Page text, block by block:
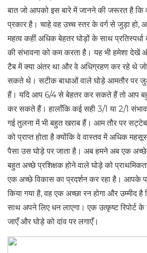
बात जो आपको इस बारे में जानने की जरूरत है कि
प्रकार है। चाहे वह उच्च स्तर के वर्ग से जुड़ा हो,
महत्व कहीं अधिक बेहतर घोड़ों के साथ
की संभावना को कम करता है। यह भी हमेशा देखें
टैब में क्या अंतर था और वे अधिग्रहण कर रहे थे जो
सकते थे। सटीक बाधाओं वाले घोड़े आमतौर पर
हैं। यदि आप 6/4 से बेहतर कर सकते हैं तो आप बहुत
कर सकते हैं। हालाँकि कई सही 3/1 या 2/1
गई तुलना में भी बहुत खराब हैं। आम तौर पर
को प्राप्त होता है क्योंकि वे वास्तव में अधिक
पैसा उस घोड़े पर जाता है। अब हमने अब एक
बहुत अच्छे प्रशिक्षक होने वाले घोड़े को
एक अच्छे विकास का प्रदर्शन कर रहा है। आपके
किया गया है, वह एक अच्छा रन होगा और उम्मीद
साथ अपने लिए धन लाएगा। एक उत्कृष्ट रिपोर्ट
जाएँ और घोड़े को दांव पर लगाएँ।